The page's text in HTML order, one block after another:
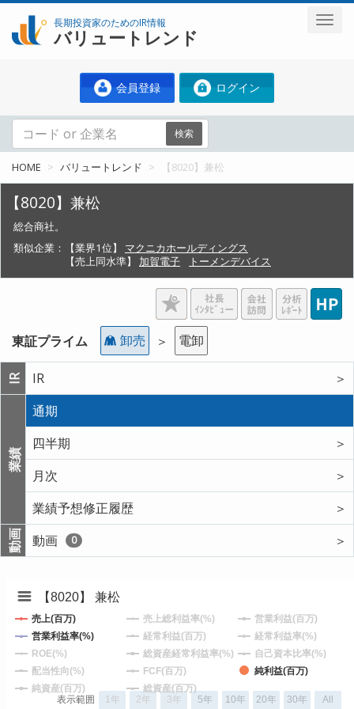
長期投資家のためのIR情報
バリュートレンド
会員登録 ログイン
検索
HOME バリュートレンド 【8020】兼松
【8020】兼松
総合商社。
類似企業：
【業界1位】
マクニカホールディングス
【売上同水準】
加賀電子 トーメンデバイス
東証プライム 卸売 ＞ 電卸
IR IR ＞
業績
通期
四半期
＞
月次
＞
業績予想修正履歴
＞
動画 動画 0 ＞
【8020】 兼松
表示範囲 1年 2年 3年 5年 10年 20年 30年 All
売上(百万) 売上総利益率(%)
営業利益(百万)
営業利益率(%)
経常利益(百万)
経常利益率(%)
ROE(%)
総資産経常利益率(%)
自己資本比率(%)
配当性向(%)
FCF(百万)
純利益(百万)
純資産(百万)
総資産(百万)